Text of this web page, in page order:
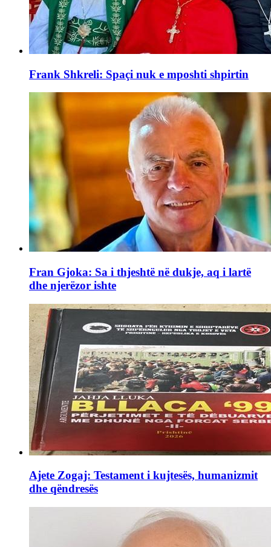
Frank Shkreli: Spaçi nuk e mposhti shpirtin
Fran Gjoka: Sa i thjeshtë në dukje, aq i lartë
dhe njerëzor ishte
Ajete Zogaj: Testament i kujtesës, humanizmit
dhe qëndresës